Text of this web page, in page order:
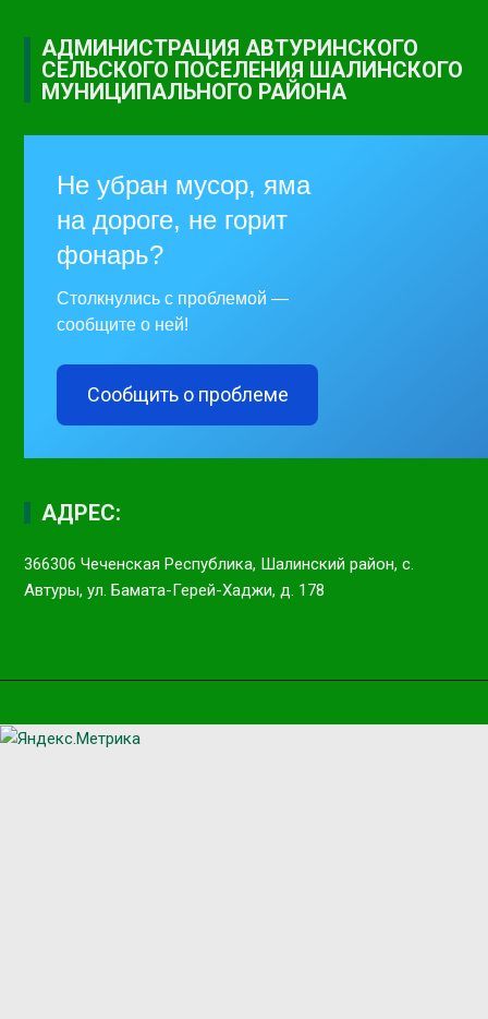
АДМИНИСТРАЦИЯ АВТУРИНСКОГО
СЕЛЬСКОГО ПОСЕЛЕНИЯ ШАЛИНСКОГО
МУНИЦИПАЛЬНОГО РАЙОНА
Не убран мусор, яма
на дороге, не горит
фонарь?
Столкнулись с проблемой —
сообщите о ней!
Сообщить о проблеме
АДРЕС:
366306 Чеченская Республика, Шалинский район, с.
Автуры, ул. Бамата-Герей-Хаджи, д. 178